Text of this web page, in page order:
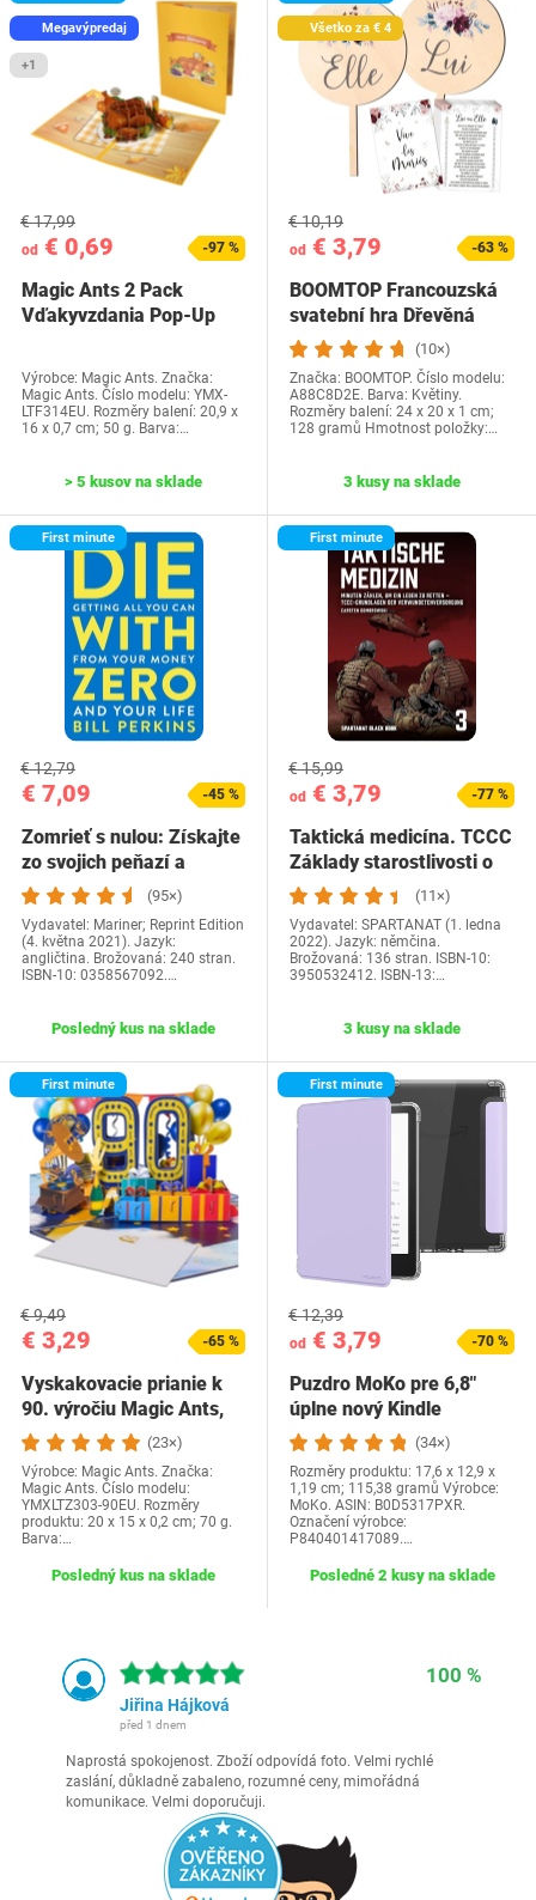
Megavýpredaj
+1
od € 0,69
€ 17,99
-97 %
Magic Ants 2 Pack
Vďakyvzdania Pop-Up
Výrobce: Magic Ants. Značka:
Magic Ants. Číslo modelu: YMX-
LTF314EU. Rozměry balení: 20,9 x
16 x 0,7 cm; 50 g. Barva:…
> 5 kusov na sklade
Všetko za € 4
od € 3,79
€ 10,19
-63 %
BOOMTOP Francouzská
svatební hra Dřevěná
cedulka a kvízové…
(10×)
Značka: BOOMTOP. Číslo modelu:
A88C8D2E. Barva: Květiny.
Rozměry balení: 24 x 20 x 1 cm;
128 gramů Hmotnost položky:…
3 kusy na sklade
First minute
€ 7,09
€ 12,79
-45 %
Zomrieť s nulou: Získajte
zo svojich peňazí a
života…
(95×)
Vydavatel: Mariner; Reprint Edition
(4. května 2021). Jazyk:
angličtina. Brožovaná: 240 stran.
ISBN-10: 0358567092.…
Posledný kus na sklade
First minute
od € 3,79
€ 15,99
-77 %
Taktická medicína. TCCC
Základy starostlivosti o
zranených…
(11×)
Vydavatel: SPARTANAT (1. ledna
2022). Jazyk: němčina.
Brožovaná: 136 stran. ISBN-10:
3950532412. ISBN-13:…
3 kusy na sklade
First minute
€ 3,29
€ 9,49
-65 %
Vyskakovacie prianie k
90. výročiu Magic Ants,
prianie k…
(23×)
Výrobce: Magic Ants. Značka:
Magic Ants. Číslo modelu:
YMXLTZ303-90EU. Rozměry
produktu: 20 x 15 x 0,2 cm; 70 g.
Barva:…
Posledný kus na sklade
First minute
od € 3,79
€ 12,39
-70 %
Puzdro MoKo pre 6,8"
úplne nový Kindle
Paperwhite (model…
(34×)
Rozměry produktu: 17,6 x 12,9 x
1,19 cm; 115,38 gramů Výrobce:
MoKo. ASIN: B0D5317PXR.
Označení výrobce:
P840401417089.…
Posledné 2 kusy na sklade
100 %
Jiřina Hájková
před 1 dnem
Naprostá spokojenost. Zboží odpovídá foto. Velmi rychlé
zaslání, důkladně zabaleno, rozumné ceny, mimořádná
komunikace. Velmi doporučuji.